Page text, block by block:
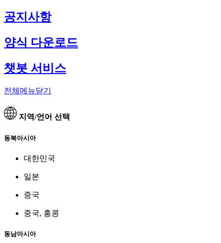
공지사항
양식 다운로드
챗봇 서비스
전체메뉴닫기
지역/언어 선택
동북아시아
대한민국
일본
중국
중국, 홍콩
동남아시아